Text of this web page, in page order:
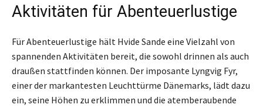
Aktivitäten für Abenteuerlustige
Für Abenteuerlustige hält Hvide Sande eine Vielzahl von
spannenden Aktivitäten bereit, die sowohl drinnen als auch
draußen stattfinden können. Der imposante Lyngvig Fyr,
einer der markantesten Leuchttürme Dänemarks, lädt dazu
ein, seine Höhen zu erklimmen und die atemberaubende